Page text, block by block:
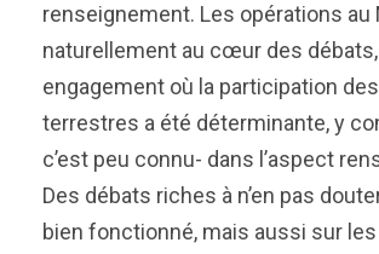
renseignement. Les opérations au
naturellement au cœur des débats,
engagement où la participation
terrestres a été déterminante, y
c’est peu connu- dans l’aspect
Des débats riches à n’en pas
bien fonctionné, mais aussi sur